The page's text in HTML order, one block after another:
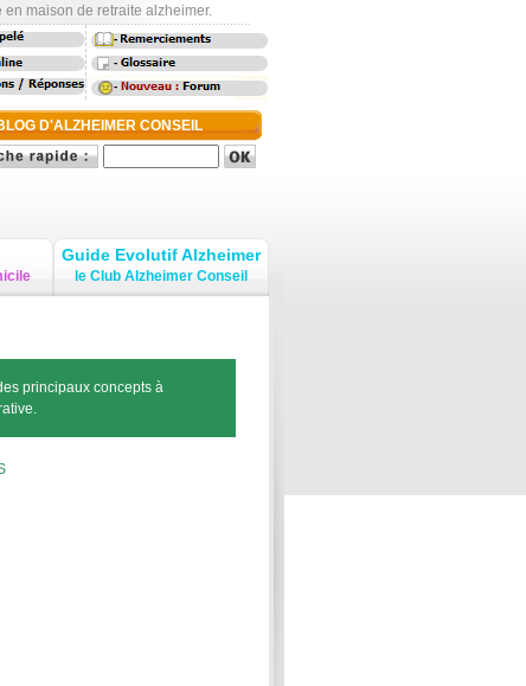
en maison de retraite alzheimer.
-
-
-
D'ALZHEIMER CONSEIL
Guide Evolutif Alzheimer
le Club Alzheimer Conseil
principaux concepts à